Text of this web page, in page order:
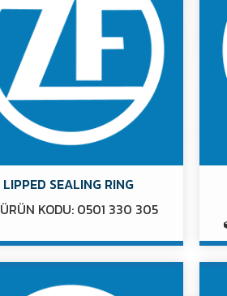
LIPPED SEALING RING
ÜRÜN KODU: 0501 330 305